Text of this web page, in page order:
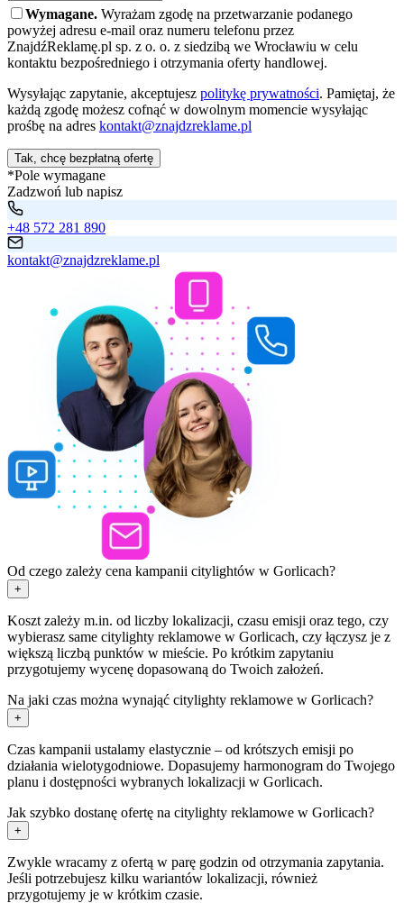
Wymagane. Wyrażam zgodę na przetwarzanie podanego
powyżej adresu e-mail oraz numeru telefonu przez
ZnajdźReklamę.pl sp. z o. o. z siedzibą we Wrocławiu w celu
kontaktu bezpośredniego i otrzymania oferty handlowej.
Wysyłając zapytanie, akceptujesz politykę prywatności. Pamiętaj, że
każdą zgodę możesz cofnąć w dowolnym momencie wysyłając
prośbę na adres kontakt@znajdzreklame.pl
Tak, chcę bezpłatną ofertę
*Pole wymagane
Zadzwoń lub napisz
+48 572 281 890
kontakt@znajdzreklame.pl
Od czego zależy cena kampanii citylightów w Gorlicach?
+
Koszt zależy m.in. od liczby lokalizacji, czasu emisji oraz tego, czy
wybierasz same citylighty reklamowe w Gorlicach, czy łączysz je z
większą liczbą punktów w mieście. Po krótkim zapytaniu
przygotujemy wycenę dopasowaną do Twoich założeń.
Na jaki czas można wynająć citylighty reklamowe w Gorlicach?
+
Czas kampanii ustalamy elastycznie – od krótszych emisji po
działania wielotygodniowe. Dopasujemy harmonogram do Twojego
planu i dostępności wybranych lokalizacji w Gorlicach.
Jak szybko dostanę ofertę na citylighty reklamowe w Gorlicach?
+
Zwykle wracamy z ofertą w parę godzin od otrzymania zapytania.
Jeśli potrzebujesz kilku wariantów lokalizacji, również
przygotujemy je w krótkim czasie.